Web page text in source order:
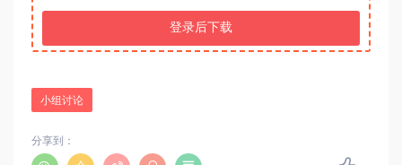
登录后下载
小组讨论
分享到：